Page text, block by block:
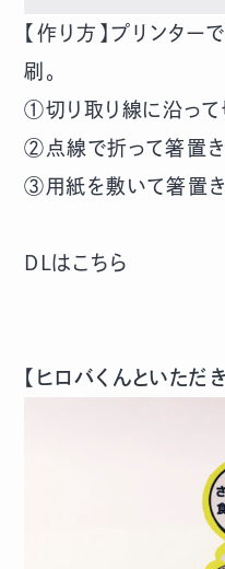
【作り方】プリンタ
刷。
①切り取り線に沿って
②点線で折って箸置き
③用紙を敷いて箸置き
DLはこちら
【ヒロバくんといただき